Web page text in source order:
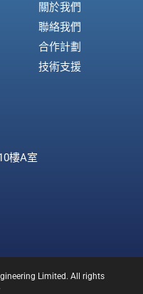
關於我們
聯絡我們
合作計劃
技術支援
樓A室
Limited. All rights